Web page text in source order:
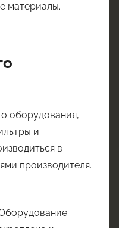
материалы.
оборудования,
и
в
производителя.